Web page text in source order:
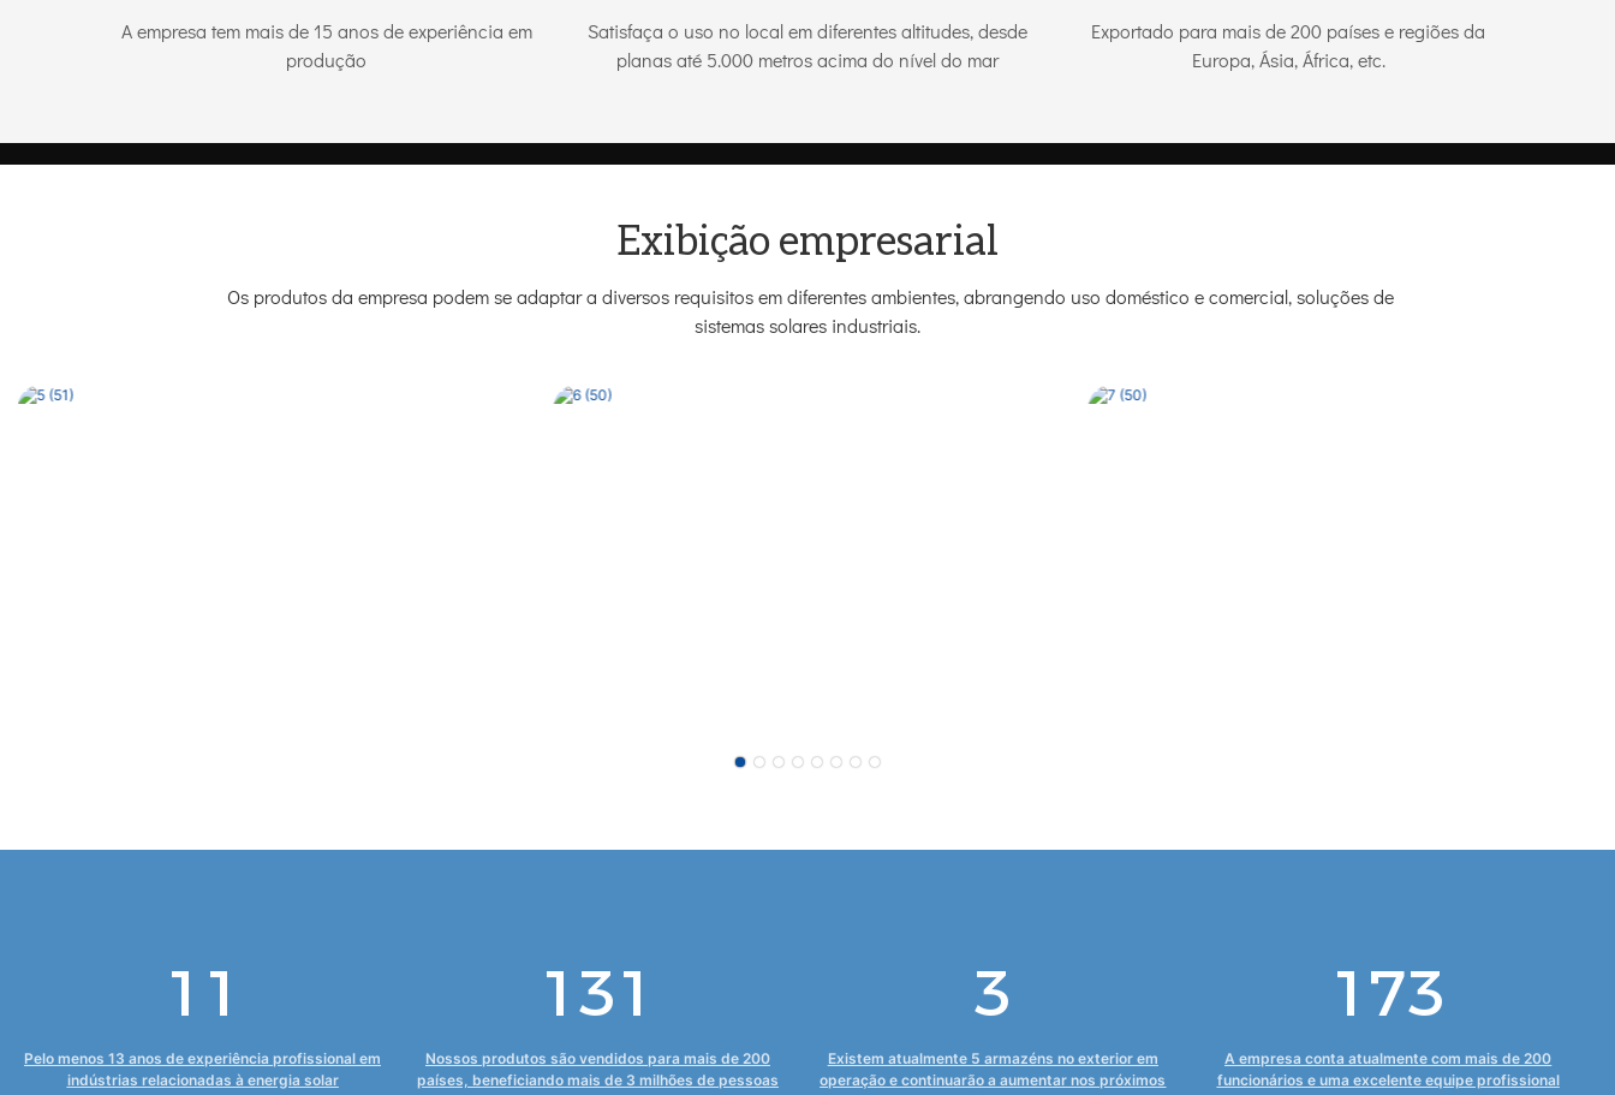
A empresa tem mais de 15 anos de experiência em
produção
Satisfaça o uso no local em diferentes altitudes, desde
planas até 5.000 metros acima do nível do mar
Exportado para mais de 200 países e regiões da
Europa, Ásia, África, etc.
Exibição empresarial
Os produtos da empresa podem se adaptar a diversos requisitos em diferentes ambientes, abrangendo uso doméstico e comercial, soluções de
sistemas solares industriais.
12
Pelo menos 13 anos de experiência profissional em
indústrias relacionadas à energia solar
190
Nossos produtos são vendidos para mais de 200
países, beneficiando mais de 3 milhões de pessoas
5
Existem atualmente 5 armazéns no exterior em
operação e continuarão a aumentar nos próximos
189
A empresa conta atualmente com mais de 200
funcionários e uma excelente equipe profissional